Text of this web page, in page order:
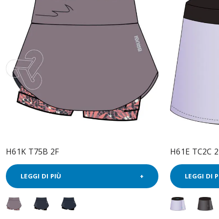
H61K T75B 2F
LEGGI DI PIÙ
H61E TC2C
LEGGI DI